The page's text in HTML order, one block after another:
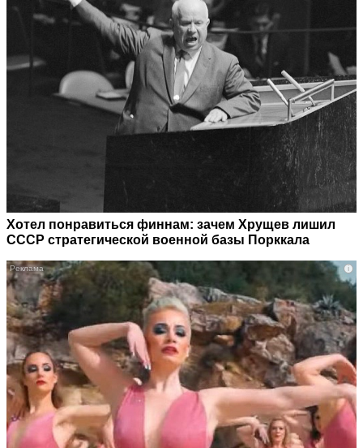
Хотел понравиться финнам: зачем Хрущев лишил
СССР стратегической военной базы Порккала
i